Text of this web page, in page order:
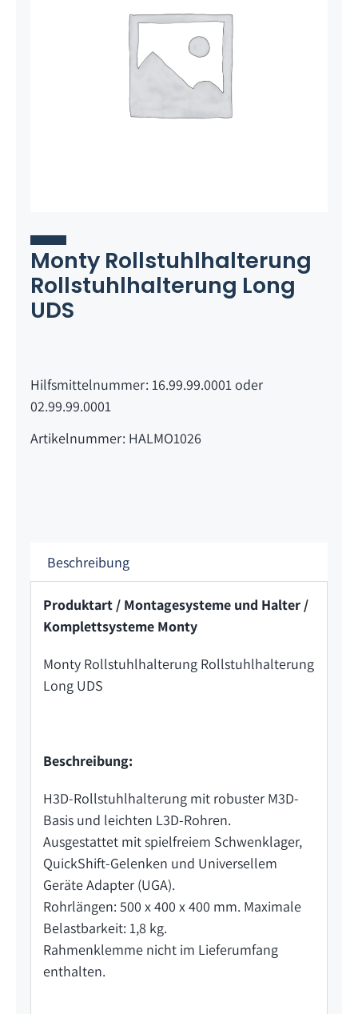
Monty Rollstuhlhalterung
Rollstuhlhalterung Long
UDS
Hilfsmittelnummer: 16.99.99.0001 oder
02.99.99.0001
Artikelnummer: HALMO1026
Beschreibung
Produktart / Montagesysteme und Halter /
Komplettsysteme Monty
Monty Rollstuhlhalterung Rollstuhlhalterung
Long UDS
Beschreibung:
H3D-Rollstuhlhalterung mit robuster M3D-
Basis und leichten L3D-Rohren.
Ausgestattet mit spielfreiem Schwenklager,
QuickShift-Gelenken und Universellem
Geräte Adapter (UGA).
Rohrlängen: 500 x 400 x 400 mm. Maximale
Belastbarkeit: 1,8 kg.
Rahmenklemme nicht im Lieferumfang
enthalten.